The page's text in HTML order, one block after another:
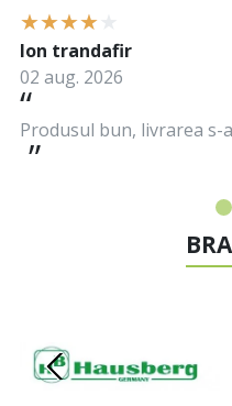
Produsul bun, livrarea s-
Ion trandafir
02 aug. 2026